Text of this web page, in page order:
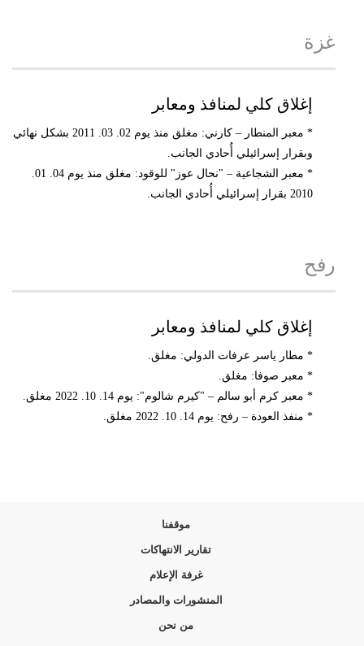
غزة
إغلاق كلي لمنافذ ومعابر
* معبر المنطار – كارني: مغلق منذ يوم 02. 03. 2011 بشكل نهائي
وبقرار إسرائيلي أُحادي الجانب.
* معبر الشجاعية – "نحال عوز" للوقود: مغلق منذ يوم 04. 01.
2010 بقرار إسرائيلي أُحادي الجانب.
رفح
إغلاق كلي لمنافذ ومعابر
* مطار ياسر عرفات الدولي: مغلق.
* معبر صوفا: مغلق.
* معبر كرم أبو سالم – "كيرم شالوم": يوم 14. 10. 2022 مغلق.
* منفذ العودة – رفح: يوم 14. 10. 2022 مغلق.
موقفنا
تقارير الانتهاكات
غرفة الإعلام
المنشورات والمصادر
من نحن